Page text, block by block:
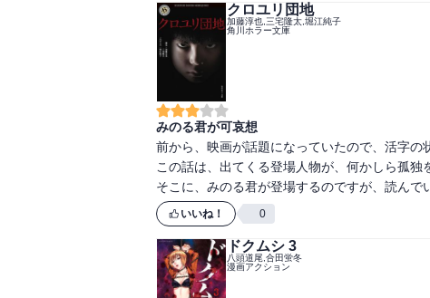
クロユリ団地
加藤淳也,三宅隆太,堀江純子
角川ホラー文庫
みのる君が可哀想
前から、映画が話題になっていたので、活字の
この話は、出てくる登場人物が、何かしら孤独
そこに、みのる君が登場するのですが、読んで
いいね！ 0
ドクムシ 3
八頭道尾,合田蛍冬
漫画アクション